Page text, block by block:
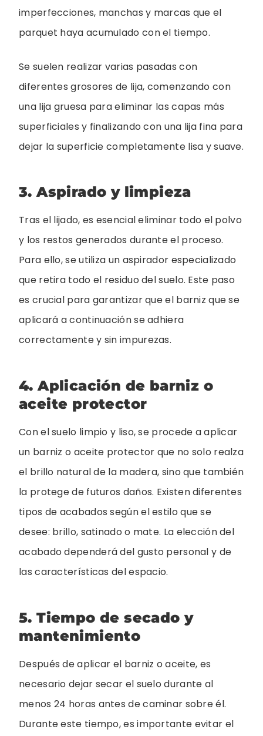
imperfecciones, manchas y marcas que el
parquet haya acumulado con el tiempo.
Se suelen realizar varias pasadas con
diferentes grosores de lija, comenzando con
una lija gruesa para eliminar las capas más
superficiales y finalizando con una lija fina para
dejar la superficie completamente lisa y suave.
3. Aspirado y limpieza
Tras el lijado, es esencial eliminar todo el polvo
y los restos generados durante el proceso.
Para ello, se utiliza un aspirador especializado
que retira todo el residuo del suelo. Este paso
es crucial para garantizar que el barniz que se
aplicará a continuación se adhiera
correctamente y sin impurezas.
4. Aplicación de barniz o
aceite protector
Con el suelo limpio y liso, se procede a aplicar
un barniz o aceite protector que no solo realza
el brillo natural de la madera, sino que también
la protege de futuros daños. Existen diferentes
tipos de acabados según el estilo que se
desee: brillo, satinado o mate. La elección del
acabado dependerá del gusto personal y de
las características del espacio.
5. Tiempo de secado y
mantenimiento
Después de aplicar el barniz o aceite, es
necesario dejar secar el suelo durante al
menos 24 horas antes de caminar sobre él.
Durante este tiempo, es importante evitar el